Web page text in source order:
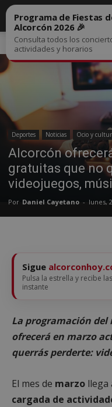
Inicio Deportes
Deportes Noticias Ocio y
Alcorcón
gratuitas que no
videojuegos,
Por Daniel Cayetano - lunes,
Programa de Fiestas
Alcorcón 2026 🎉
Consulta todos los
actividades y horarios
Sigue
Pulsa la estrella y recibe
instante
La programación del
ofrecerá en marzo
querrás perderte:
El mes de marzo llega
cargada de